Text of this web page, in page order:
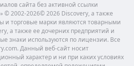
сайта без активной ссылки
© 2002-2026© 2026 Discovery, а также
и торговые марки являются товарными
а также ее дочерних предприятий и
знаки используются по лицензии. Все
Данный веб-сайт носит
характер и ни при каких условиях